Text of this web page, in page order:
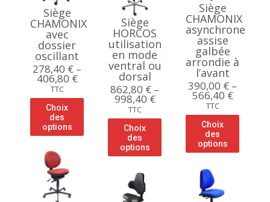
Siège
CHAMONIX
asynchrone
assise
galbée
arrondie à
l’avant
390,00 € –
566,40 €
TTC
Choix
des
options
Siège
CHAMONIX
avec
dossier
oscillant
278,40 € –
406,80 €
TTC
Choix
des
options
Siège
HORCOS
utilisation
en mode
ventral ou
dorsal
862,80 € –
998,40 €
TTC
Choix
des
options